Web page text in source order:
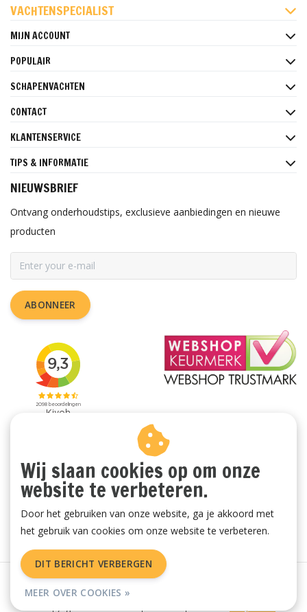
VACHTENSPECIALIST
MIJN ACCOUNT
POPULAIR
SCHAPENVACHTEN
CONTACT
KLANTENSERVICE
TIPS & INFORMATIE
NIEUWSBRIEF
Ontvang onderhoudstips, exclusieve aanbiedingen en nieuwe
producten
ABONNEER
Algemene voorwaarden | Privacy Policy
Wij slaan cookies op om onze
website te verbeteren.
Door het gebruiken van onze website, ga je akkoord met
het gebruik van cookies om onze website te verbeteren.
DIT BERICHT VERBERGEN
MEER OVER COOKIES »